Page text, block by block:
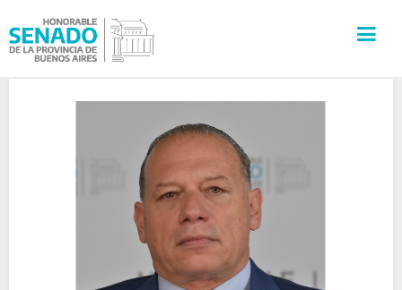
SECRETARÍAS
PRENSA
CULTURA